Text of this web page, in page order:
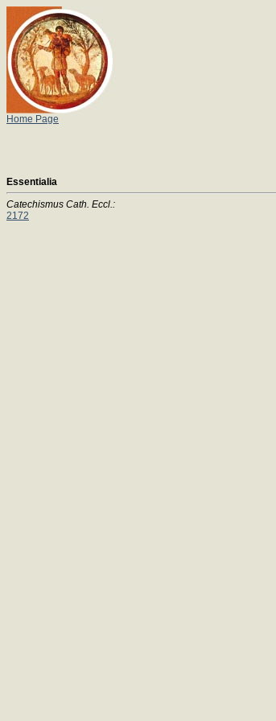
Home Page
Essentialia
Catechismus Cath. Eccl.:
2172